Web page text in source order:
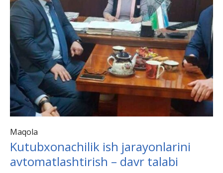
Maqola
Kutubxonachilik ish jarayonlarini
avtomatlashtirish – davr talabi